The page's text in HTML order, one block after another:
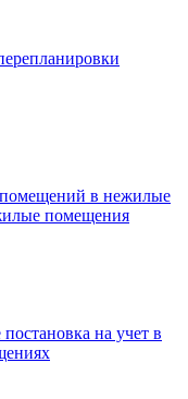
в нежилые
помещения
на учет в